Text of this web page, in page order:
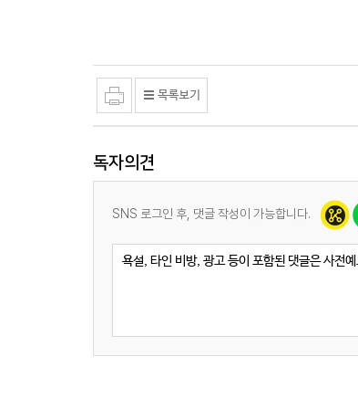
독자의견
SNS 로그인 후, 댓글 작성이 가능합니다.